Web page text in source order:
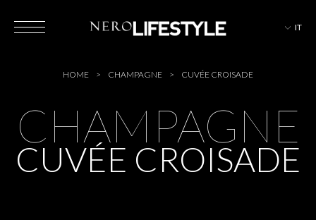
IT
HOTEL
MAGAZINE
HOME CHAMPAGNE CUVÉE CROISADE
CHAMPAGNE
CUVÉE CROISADE